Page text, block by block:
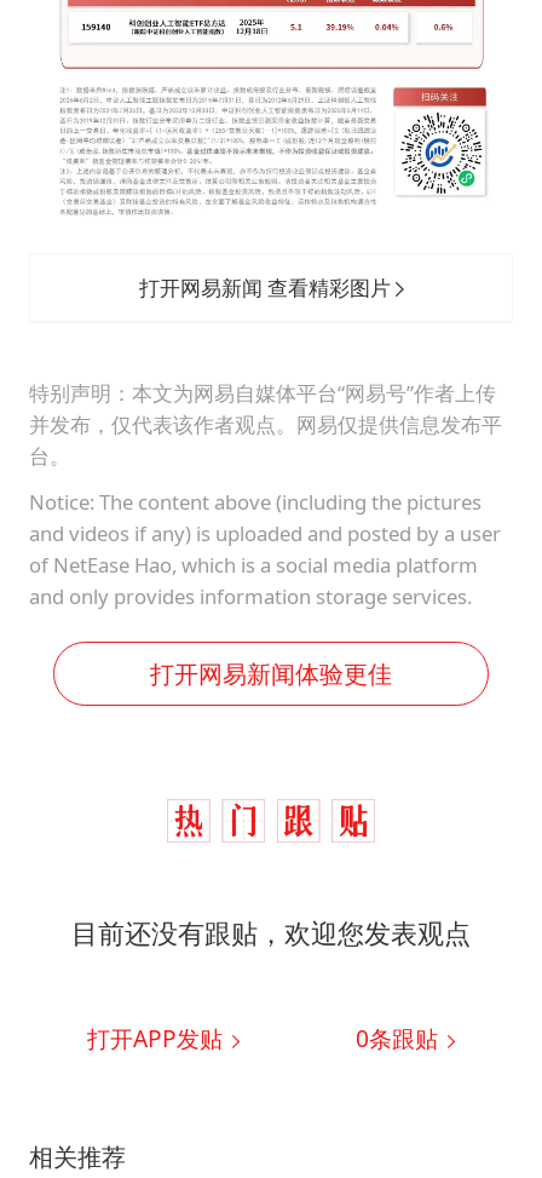
打开网易新闻 查看精彩图片
特别声明：本文为网易自媒体平台“网易号”作者上传
并发布，仅代表该作者观点。网易仅提供信息发布平
台。
Notice: The content above (including the pictures
and videos if any) is uploaded and posted by a user
of NetEase Hao, which is a social media platform
and only provides information storage services.
打开网易新闻体验更佳
目前还没有跟贴，欢迎您发表观点
打开APP发贴 0条跟贴
相关推荐